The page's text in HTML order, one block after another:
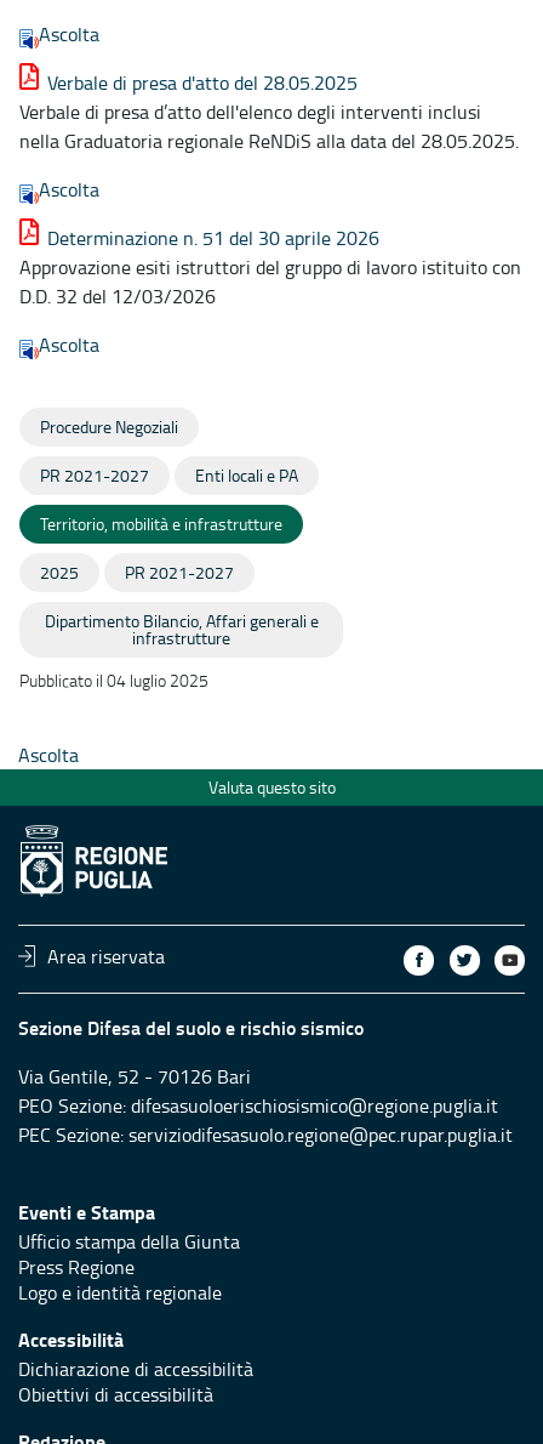
Ascolta
Verbale di presa d'atto del 28.05.2025
Verbale di presa d’atto dell'elenco degli interventi inclusi
nella Graduatoria regionale ReNDiS alla data del 28.05.2025.
Ascolta
Determinazione n. 51 del 30 aprile 2026
Approvazione esiti istruttori del gruppo di lavoro istituito con
D.D. 32 del 12/03/2026
Ascolta
Procedure Negoziali
PR 2021-2027 Enti locali e PA
Territorio, mobilità e infrastrutture
2025 PR 2021-2027
Dipartimento Bilancio, Affari generali e
infrastrutture
Pubblicato il 04 luglio 2025
Ascolta
Valuta questo sito
Area riservata
Sezione Difesa del suolo e rischio sismico
Via Gentile, 52 - 70126 Bari
PEO Sezione: difesasuoloerischiosismico@regione.puglia.it
PEC Sezione: serviziodifesasuolo.regione@pec.rupar.puglia.it
Eventi e Stampa
Ufficio stampa della Giunta
Press Regione
Logo e identità regionale
Accessibilità
Dichiarazione di accessibilità
Obiettivi di accessibilità